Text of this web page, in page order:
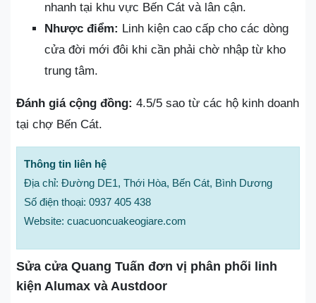
nhanh tại khu vực Bến Cát và lân cận.
Nhược điểm: Linh kiện cao cấp cho các dòng
cửa đời mới đôi khi cần phải chờ nhập từ kho
trung tâm.
Đánh giá cộng đồng: 4.5/5 sao từ các hộ kinh doanh
tại chợ Bến Cát.
Thông tin liên hệ
Địa chỉ: Đường DE1, Thới Hòa, Bến Cát, Bình Dương
Số điện thoại: 0937 405 438
Website: cuacuoncuakeogiare.com
Sửa cửa Quang Tuấn đơn vị phân phối linh
kiện Alumax và Austdoor